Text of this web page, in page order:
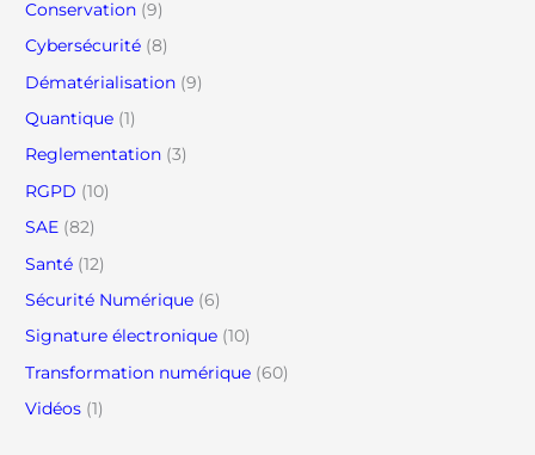
Conservation (9)
Cybersécurité (8)
Dématérialisation (9)
Quantique (1)
Reglementation (3)
RGPD (10)
SAE (82)
Santé (12)
Sécurité Numérique (6)
Signature électronique (10)
Transformation numérique (60)
Vidéos (1)